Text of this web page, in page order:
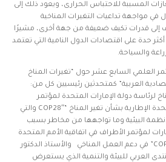
المسببة للاحتباس الحرارى، ويعود ذلك إلى
مواجهة تداعيات التغيرات المناخية
إلى قدرات تكيف ضعيفة من جهة أخرى، مشيرًا
حدة على اقتصادات الدول النامية التي تعتمد
والسياحة.
العلمي السابع عشر حول “تغيرات المناخ
العربية” كمتحدثين رئيسيين كل من:
لرئاسة دولة الإمارات المتحدة لمؤتمر
الأطراف في اتفاقية الأمم المتحدة الإطارية بشأن تغير المناخ “COP28″ والتي
البيئية وما تواجهها من مخاطر بسبب
لمؤتمر الأطراف في اتفاقية الأمم المتحدة
الإطارية بشان تغير المناخ COP28” في دعم العمل المناخي والأستاذ الدكتور
العربي للبيئة والتنمية الذي يستعرض